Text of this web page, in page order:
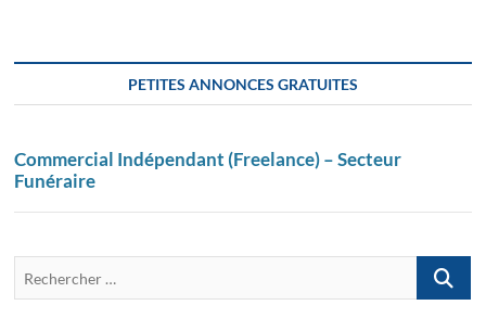
PETITES ANNONCES GRATUITES
Commercial Indépendant (Freelance) – Secteur
Funéraire
…